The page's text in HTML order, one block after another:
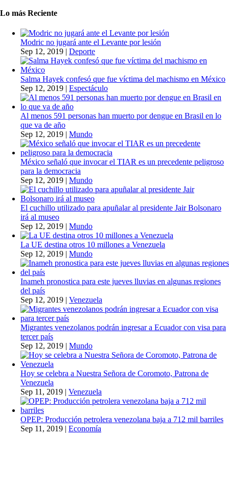
Lo más Reciente
Modric no jugará ante el Levante por lesión
Sep 12, 2019 | Deporte
Salma Hayek confesó que fue víctima del machismo en México
Sep 12, 2019 | Espectáculo
Al menos 591 personas han muerto por dengue en Brasil en lo
que va de año
Sep 12, 2019 | Mundo
México señaló que invocar el TIAR es un precedente peligroso
para la democracia
Sep 12, 2019 | Mundo
El cuchillo utilizado para apuñalar al presidente Jair Bolsonaro
irá al museo
Sep 12, 2019 | Mundo
La UE destina otros 10 millones a Venezuela
Sep 12, 2019 | Mundo
Inameh pronostica para este jueves lluvias en algunas regiones
del país
Sep 12, 2019 | Venezuela
Migrantes venezolanos podrán ingresar a Ecuador con visa para
tercer país
Sep 12, 2019 | Mundo
Hoy se celebra a Nuestra Señora de Coromoto, Patrona de
Venezuela
Sep 11, 2019 | Venezuela
OPEP: Producción petrolera venezolana baja a 712 mil barriles
Sep 11, 2019 | Economía